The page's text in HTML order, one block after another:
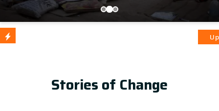
आज़ादी का
Stories of Change